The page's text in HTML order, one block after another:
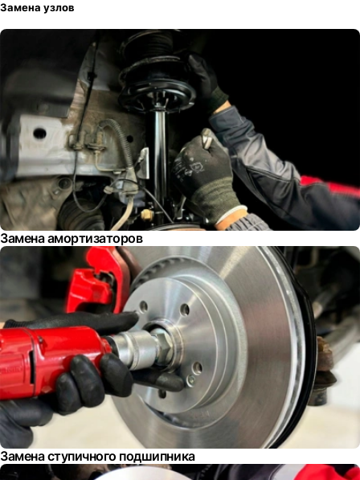
Замена узлов
Замена амортизаторов
Замена ступичного подшипника